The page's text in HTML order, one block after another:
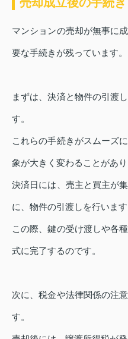
マンションの売却が無事に
要な手続きが残っています。
まずは、決済と物件の引渡
す。
これらの手続きがスムーズ
象が大きく変わることがあり
決済日には、売主と買主が
に、物件の引渡しを行います
この際、鍵の受け渡しや各
式に完了するのです。
次に、税金や法律関係の注
す。